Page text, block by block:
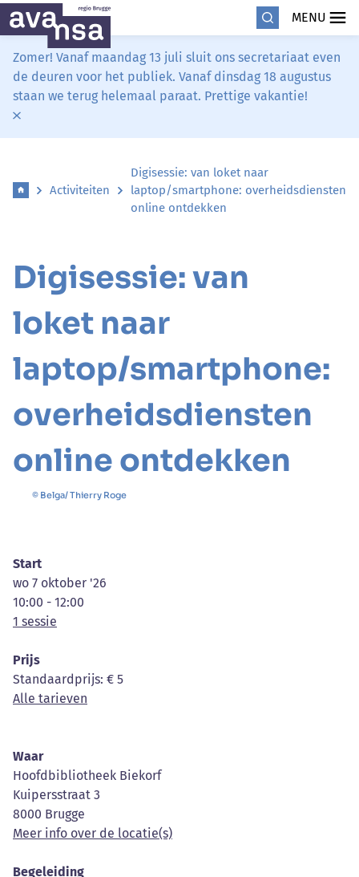
MENU
Zomer! Vanaf maandag 13 juli sluit ons secretariaat even
de deuren voor het publiek. Vanaf dinsdag 18 augustus
staan we terug helemaal paraat. Prettige vakantie!
Activiteiten
Digisessie: van loket naar
laptop/smartphone: overheidsdiensten
online ontdekken
Digisessie: van
loket naar
laptop/smartphone:
overheidsdiensten
online ontdekken
© Belga/ Thierry Roge
Start
wo 7 oktober '26
10:00 - 12:00
1 sessie
Prijs
Standaardprijs: € 5
Alle tarieven
Waar
Hoofdbibliotheek Biekorf
Kuipersstraat 3
8000 Brugge
Meer info over de locatie(s)
Begeleiding